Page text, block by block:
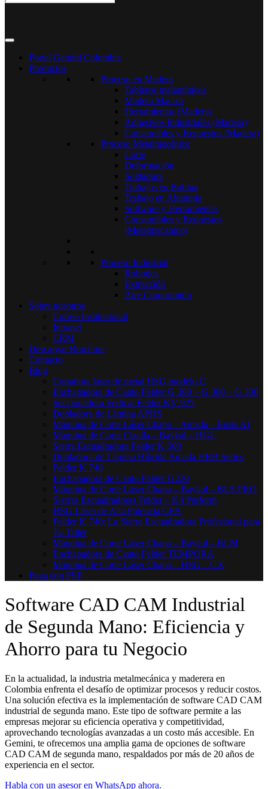
Portal Gemini Colombia
Productos
Proceso en Madera
Tableros melamínicos
Madera Maciza
Herramientas (Madera)
Adhesivos Industriales (Madera)
Consumibles y Repuestos (Madera)
Proceso Metalmecánico
Corte
Deformación
Soldadura
Trabajos en Bobina
Trabajo en Aluminio
Software y Herramientas
Consumibles y Repuestos
(Metalmecanico)
Proceso Industrial
Robotica
Extracción
Aire Comprimido
Sobre nosotros
Correo Institucional
Intranet
CRM
Descargar Brochure
Contacto
Blog
Cortadora láser de metal HSG modelo C​
Enchapadora de Canto Felder G 380 – G 360 – G 330
Seccionadora Vertical Felder KV 925
Dobladora de Lámina APHS
Máquina de Corte Láser Chapa – Amada – Ensis AJ
Máquina de Corte Cizalla – Baykal – HGL
Sierra Escuadradora Felder K 500
Dobladora de Lámina Híbrida Amada HRB Series
Felder K 740
Enchapadora de Canto Felder G220
Máquina de Corte Láser Chapa – Baykal – BLS PRO
Sierras Escuadradoras Felder – K4 Perform
HSG Láser de Alta Potencia GFA
Felder K 740: La Sierra Escuadradora Profesional para
Tu Taller
Máquina de Corte Láser Chapa – Baykal – BLM
Enchapadora de Canto Felder TEMPORA
Máquina de Corte Láser Chapa – HSG – GX
Paga con PSE
Software CAD CAM Industrial
de Segunda Mano: Eficiencia y
Ahorro para tu Negocio
En la actualidad, la industria metalmecánica y maderera en
Colombia enfrenta el desafío de optimizar procesos y reducir costos.
Una solución efectiva es la implementación de software CAD CAM
industrial de segunda mano. Este tipo de software permite a las
empresas mejorar su eficiencia operativa y competitividad,
aprovechando tecnologías avanzadas a un costo más accesible. En
Gemini, te ofrecemos una amplia gama de opciones de software
CAD CAM de segunda mano, respaldados por más de 20 años de
experiencia en el sector.
Habla con un asesor en WhatsApp ahora.